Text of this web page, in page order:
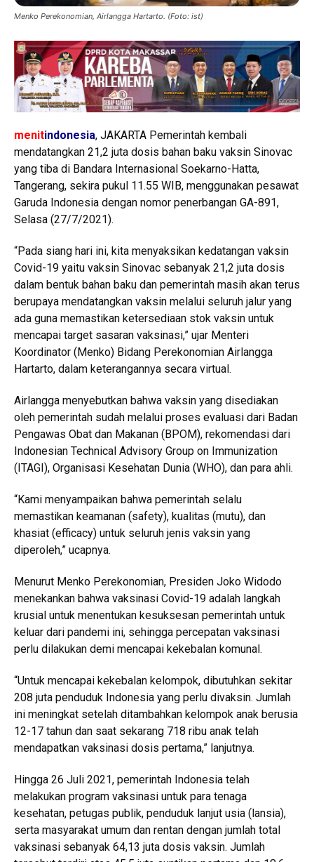
Menko Perekonomian, Airlangga Hartarto. (Foto: ist)
menitindonesia, JAKARTA Pemerintah kembali
mendatangkan 21,2 juta dosis bahan baku vaksin Sinovac
yang tiba di Bandara Internasional Soekarno-Hatta,
Tangerang, sekira pukul 11.55 WIB, menggunakan pesawat
Garuda Indonesia dengan nomor penerbangan GA-891,
Selasa (27/7/2021).
“Pada siang hari ini, kita menyaksikan kedatangan vaksin
Covid-19 yaitu vaksin Sinovac sebanyak 21,2 juta dosis
dalam bentuk bahan baku dan pemerintah masih akan terus
berupaya mendatangkan vaksin melalui seluruh jalur yang
ada guna memastikan ketersediaan stok vaksin untuk
mencapai target sasaran vaksinasi,” ujar Menteri
Koordinator (Menko) Bidang Perekonomian Airlangga
Hartarto, dalam keterangannya secara virtual.
Airlangga menyebutkan bahwa vaksin yang disediakan
oleh pemerintah sudah melalui proses evaluasi dari Badan
Pengawas Obat dan Makanan (BPOM), rekomendasi dari
Indonesian Technical Advisory Group on Immunization
(ITAGI), Organisasi Kesehatan Dunia (WHO), dan para ahli.
“Kami menyampaikan bahwa pemerintah selalu
memastikan keamanan (safety), kualitas (mutu), dan
khasiat (efficacy) untuk seluruh jenis vaksin yang
diperoleh,” ucapnya.
Menurut Menko Perekonomian, Presiden Joko Widodo
menekankan bahwa vaksinasi Covid-19 adalah langkah
krusial untuk menentukan kesuksesan pemerintah untuk
keluar dari pandemi ini, sehingga percepatan vaksinasi
perlu dilakukan demi mencapai kekebalan komunal.
“Untuk mencapai kekebalan kelompok, dibutuhkan sekitar
208 juta penduduk Indonesia yang perlu divaksin. Jumlah
ini meningkat setelah ditambahkan kelompok anak berusia
12-17 tahun dan saat sekarang 718 ribu anak telah
mendapatkan vaksinasi dosis pertama,” lanjutnya.
Hingga 26 Juli 2021, pemerintah Indonesia telah
melakukan program vaksinasi untuk para tenaga
kesehatan, petugas publik, penduduk lanjut usia (lansia),
serta masyarakat umum dan rentan dengan jumlah total
vaksinasi sebanyak 64,13 juta dosis vaksin. Jumlah